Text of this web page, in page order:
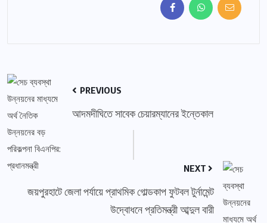
PREVIOUS
আদমদীঘিতে সাবেক চেয়ারম্যানের ইন্তেকাল
NEXT
জয়পুরহাটে জেলা পর্যায়ে প্রাথমিক গোল্ডকাপ ফুটবল টুর্নামেন্ট
উদ্বোধনে প্রতিমন্ত্রী আব্দুল বারী